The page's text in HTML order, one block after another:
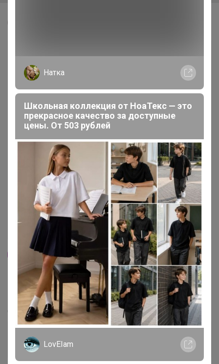
135.6K 324.6K 10.7K 14 100%
CLIVE&KEIRA - ароматы близнецы известных
парфюмов
Дозаказ до 10 августа
Натка
Школьная коллекция от НоаТекс — это
прекрасное качество за доступные
цены. От 503 рублей
LovEIam